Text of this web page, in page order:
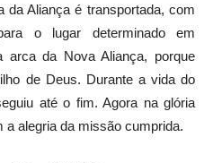
Aliança é transportada, com
o lugar determinado em
arca da Nova Aliança, porque
de Deus. Durante a vida do
até o fim. Agora na glória
alegria da missão cumprida.